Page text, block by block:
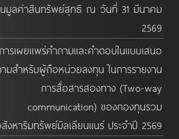
นมูลค่าสินทรัพย์สุทธิ ณ วันที่ 31 มีนาคม
2569
การเผยแพร่คำถามและคำตอบในแบบเสนอ
มสำหรับผู้ถือหน่วยลงทุน ในการรายงาน
การสื่อสารสองทาง (Two-way
communication) ของกองทุนรวม
งหาริมทรัพย์มิลเลียนแนร์ ประจำปี 2569